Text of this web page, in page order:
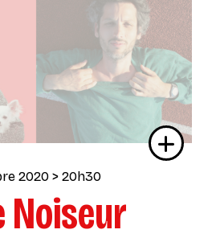
2020 > 20h30
Noiseur